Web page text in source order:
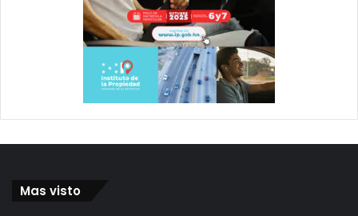
Mas visto